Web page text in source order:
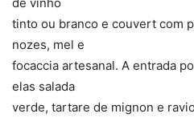
tinto ou branco e couvert com
nozes, mel e
focaccia artesanal. A entrada
elas salada
verde, tartare de mignon e